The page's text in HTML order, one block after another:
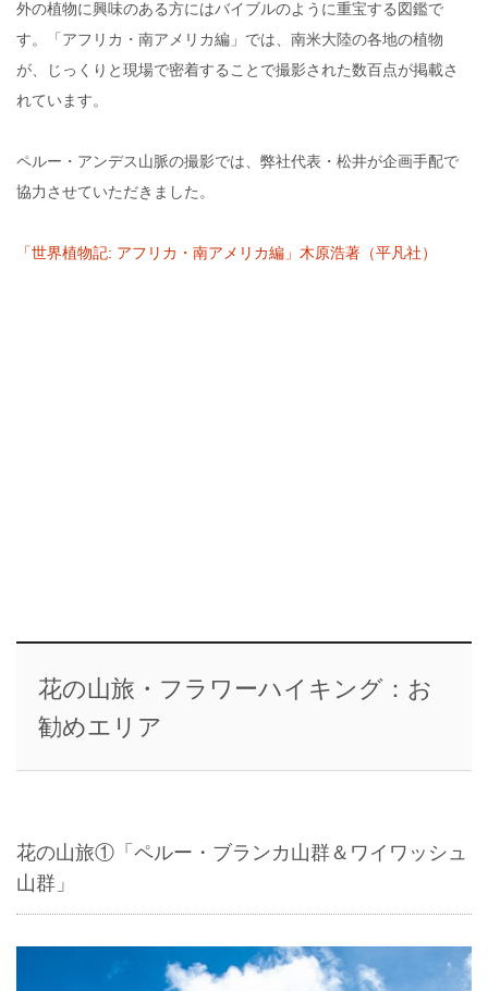
外の植物に興味のある方にはバイブルのように重宝する図鑑で
す。「アフリカ・南アメリカ編」では、南米大陸の各地の植物
が、じっくりと現場で密着することで撮影された数百点が掲載さ
れています。
ペルー・アンデス山脈の撮影では、弊社代表・松井が企画手配で
協力させていただきました。
「世界植物記: アフリカ・南アメリカ編」木原浩著（平凡社）
花の山旅・フラワーハイキング：お
勧めエリア
花の山旅①「ペルー・ブランカ山群＆ワイワッシュ
山群」